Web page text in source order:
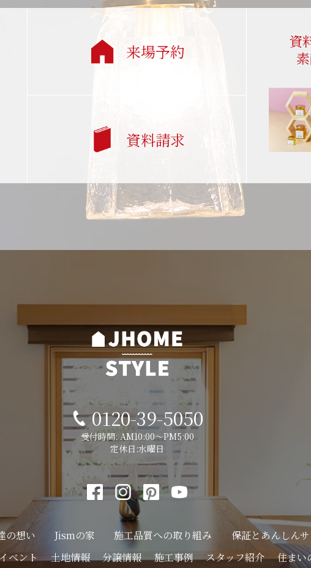
来場予約
資料請求
資
0120-39-5050
受付時間: AM10:00～PM5:00
定休日:水曜日
の想い Jismの家 施工品質への取り組み
保証とあんしん
ベント
土地情報 分譲情報 施工事例 スタッフ紹介 住まい